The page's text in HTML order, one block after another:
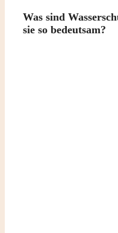
Was sind
sie so bedeutsam?